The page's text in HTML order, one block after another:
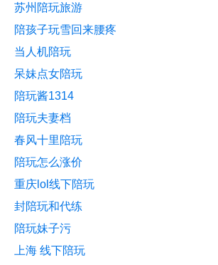
苏州陪玩旅游
陪孩子玩雪回来腰疼
当人机陪玩
呆妹点女陪玩
陪玩酱1314
陪玩夫妻档
春风十里陪玩
陪玩怎么涨价
重庆lol线下陪玩
封陪玩和代练
陪玩妹子污
上海 线下陪玩